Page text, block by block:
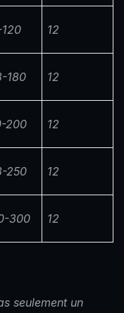
12
180 12
200 12
250 12
300 12
seulement un